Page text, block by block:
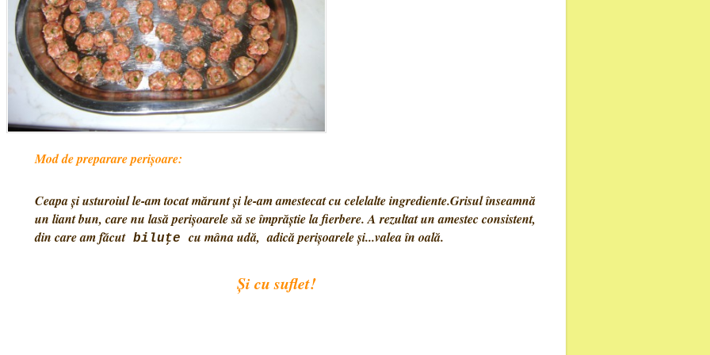
Mod de preparareperișoare:
Ceapa şi usturoiul le-am tocat mărunt şi le-am amestecat cu celelalte ingrediente.Grisul înseamnă
un liant bun, care nu lasă perișoarele să se împrăștie la fierbere. A rezultat un amestec consistent,
din care am făcutbiluţe cu mâna udă, adică perişoarele și...valea în oală.
Şi cu suflet!